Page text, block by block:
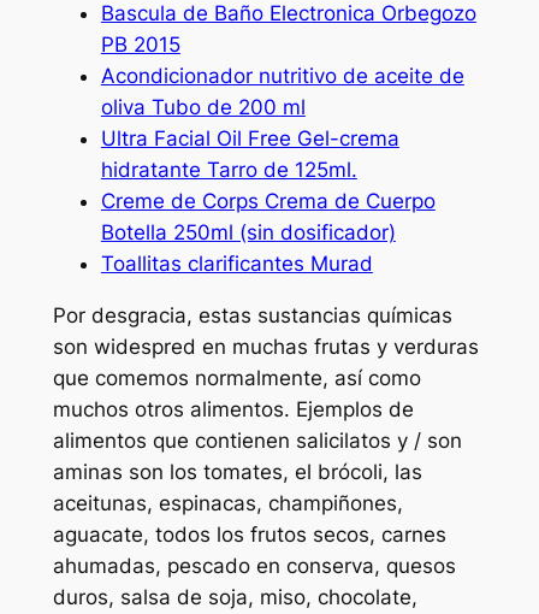
Bascula de Baño Electronica Orbegozo
PB 2015
Acondicionador nutritivo de aceite de
oliva Tubo de 200 ml
Ultra Facial Oil Free Gel-crema
hidratante Tarro de 125ml.
Creme de Corps Crema de Cuerpo
Botella 250ml (sin dosificador)
Toallitas clarificantes Murad
Por desgracia, estas sustancias químicas
son widespred en muchas frutas y verduras
que comemos normalmente, así como
muchos otros alimentos. Ejemplos de
alimentos que contienen salicilatos y / son
aminas son los tomates, el brócoli, las
aceitunas, espinacas, champiñones,
aguacate, todos los frutos secos, carnes
ahumadas, pescado en conserva, quesos
duros, salsa de soja, miso, chocolate,